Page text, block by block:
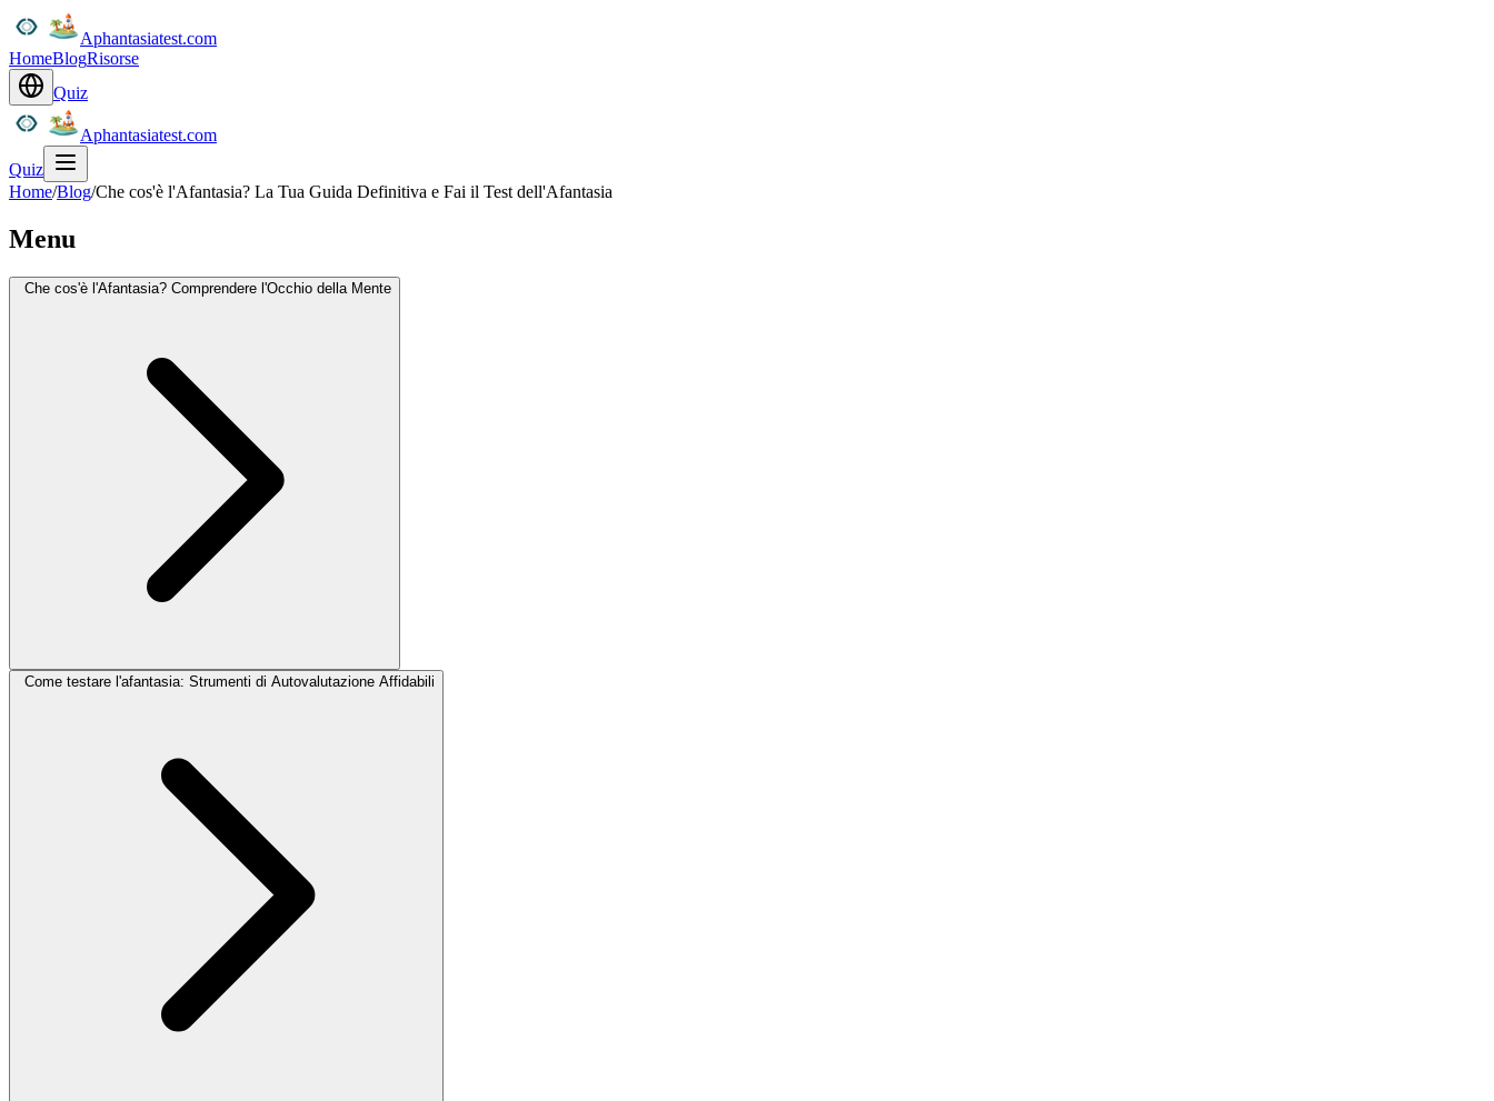
Aphantasiatest.com
HomeBlogRisorse
Quiz
Aphantasiatest.com
Quiz
Home/Blog/Che cos'è l'Afantasia? La Tua Guida Definitiva e Fai il Test dell'Afantasia
Menu
Che cos'è l'Afantasia? Comprendere l'Occhio della Mente
Come testare l'afantasia: Strumenti di Autovalutazione Affidabili